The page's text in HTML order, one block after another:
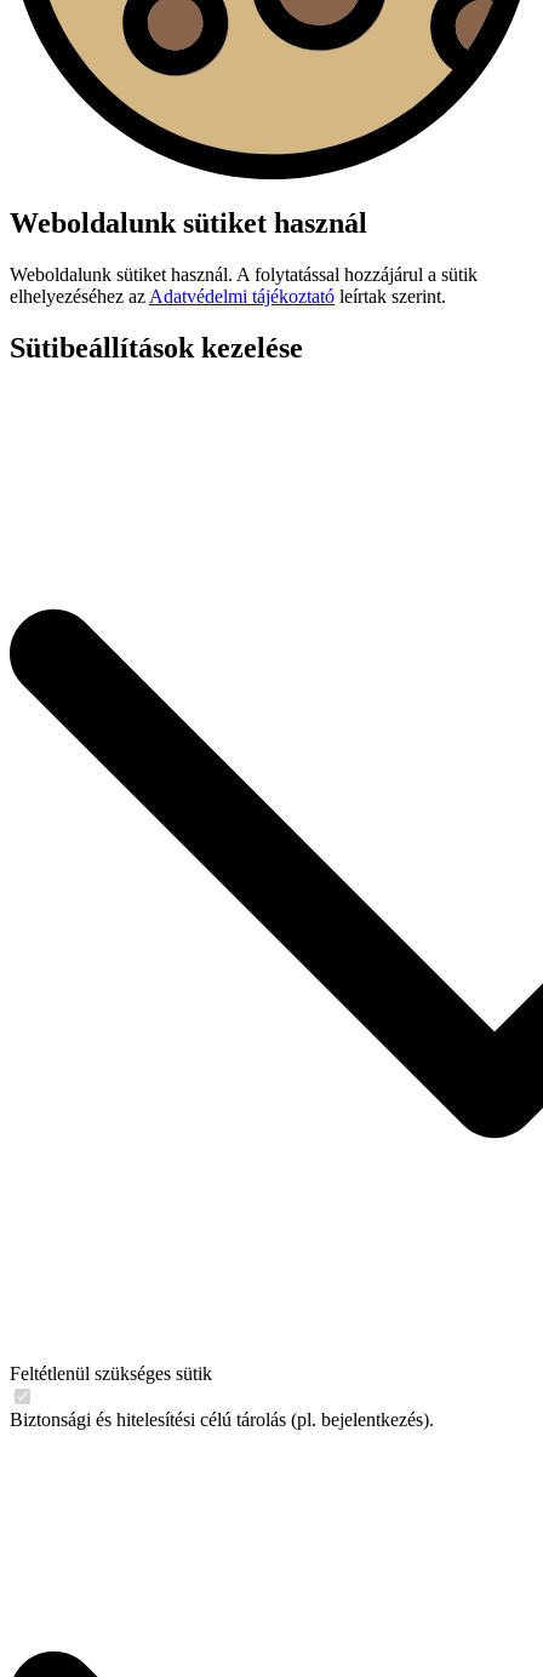
Weboldalunk sütiket használ
Weboldalunk sütiket használ. A folytatással hozzájárul a sütik
elhelyezéséhez az Adatvédelmi tájékoztató leírtak szerint.
Sütibeállítások kezelése
Feltétlenül szükséges sütik
Biztonsági és hitelesítési célú tárolás (pl. bejelentkezés).